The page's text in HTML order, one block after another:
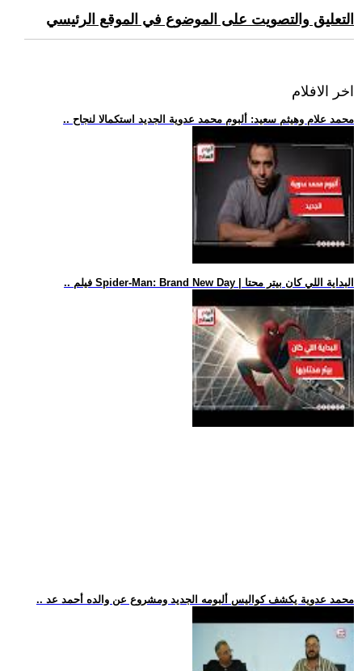
التعليق والتصويت على الموضوع في الموقع الرئيسي
اخر الافلام
.. محمد علام وهيثم سعيد: ألبوم محمد عدوية الجديد استكمالا لنجاح
.. فيلم Spider-Man: Brand New Day | البداية اللي كان بيتر محتا
.. محمد عدوية يكشف كواليس ألبومه الجديد ومشروع عن والده أحمد عد